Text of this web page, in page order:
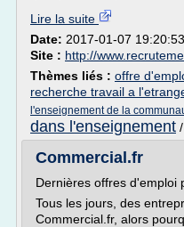
Lire la suite
Date: 2017-01-07 19:20:53
Site : http://
Thèmes liés : offre
recherche travail a
l'enseignement de la
dans l'enseignement /
Commercial.fr
Dernières offres d'emploi
Tous les jours, des
Commercial.fr, alors